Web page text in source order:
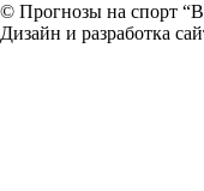
© Прогнозы на спорт
Дизайн и разработка